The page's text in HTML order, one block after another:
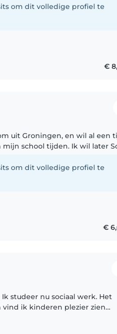
om dit volledige profiel te
€
uit Groningen, en wil al een
school tijden. Ik wil later
om dit volledige profiel te
€
studeer nu sociaal werk. Het
vind ik kinderen plezier zien